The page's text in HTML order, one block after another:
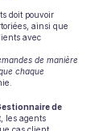
doit pouvoir
ainsi que
avec
de manière
chaque
de
les agents